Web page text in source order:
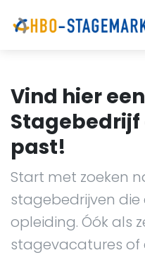
Vind hier
past!
Start met zoeken
stagebedrijven
opleiding. Óók als
stagevacatures